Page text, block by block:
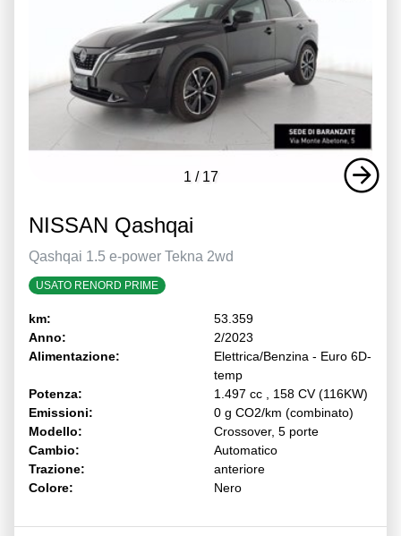
1 / 17
NISSAN Qashqai
Qashqai 1.5 e-power Tekna 2wd
USATO RENORD PRIME
km:
53.359
Anno:
2/2023
Alimentazione:
Elettrica/Benzina - Euro 6D-
temp
Potenza:
1.497 cc , 158 CV (116KW)
Emissioni:
0 g CO2/km (combinato)
Modello:
Crossover, 5 porte
Cambio:
Automatico
Trazione:
anteriore
Colore:
Nero